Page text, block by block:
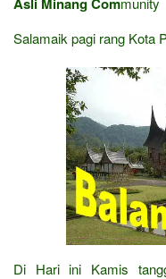
Salamaik pagi rang Kota
Di Hari ini Kamis